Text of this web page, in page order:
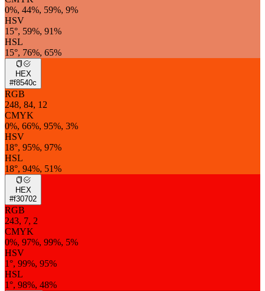
0%, 44%, 59%, 9%
HSV
15°, 59%, 91%
HSL
15°, 76%, 65%
HEX
#f8540c
RGB
248, 84, 12
CMYK
0%, 66%, 95%, 3%
HSV
18°, 95%, 97%
HSL
18°, 94%, 51%
HEX
#f30702
RGB
243, 7, 2
CMYK
0%, 97%, 99%, 5%
HSV
1°, 99%, 95%
HSL
1°, 98%, 48%